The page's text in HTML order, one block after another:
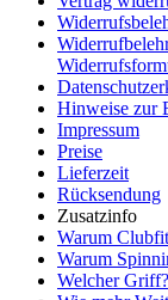
Hinweise zur
Impressum
Preise
Lieferzeit
Rücksendung
Zusatzinfo
Warum
Warum
Welcher Griff?